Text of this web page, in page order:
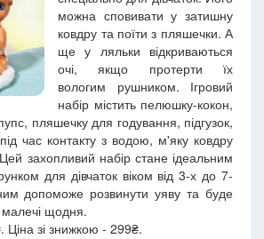
можна сповивати у затишну
ковдру та поїти з пляшечки. А
ще у ляльки відкриваються
очі, якщо протерти їх
вологим рушником. Ігровий
набір містить пелюшку-кокон,
пляшечку для годування, підгузок,
час контакту з водою, м'яку ковдру
захопливий набір стане ідеальним
для дівчаток віком від 3-х до 7-
допоможе розвинути уяву та буде
малечі щодня.
Ціна зі знижкою - 299₴.